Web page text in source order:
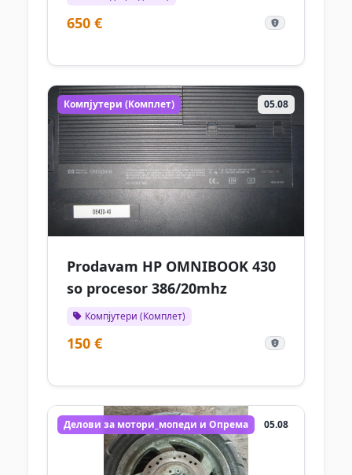
650 €
05.08
Компјутери (Комплет)
Prodavam HP OMNIBOOK 430
so procesor 386/20mhz
Компјутери (Комплет)
150 €
05.08
Делови за мотори_мопеди и Опрема